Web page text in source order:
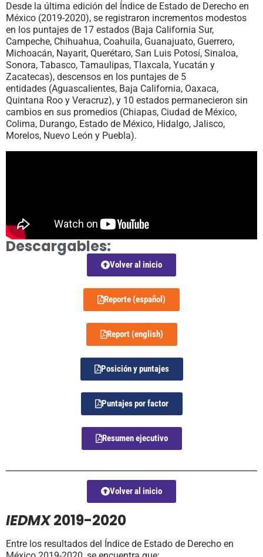
Desde la última edición del Índice de Estado de Derecho en
México (2019-2020), se registraron incrementos modestos
en los puntajes de 17 estados (Baja California Sur,
Campeche, Chihuahua, Coahuila, Guanajuato, Guerrero,
Michoacán, Nayarit, Querétaro, San Luis Potosí, Sinaloa,
Sonora, Tabasco, Tamaulipas, Tlaxcala, Yucatán y
Zacatecas), descensos en los puntajes de 5
entidades (Aguascalientes, Baja California, Oaxaca,
Quintana Roo y Veracruz), y 10 estados permanecieron sin
cambios en sus promedios (Chiapas, Ciudad de México,
Colima, Durango, Estado de México, Hidalgo, Jalisco,
Morelos, Nuevo León y Puebla).
Descargables:
Volver al inicio
Reporte (español)
Report (english)
Posición y puntajes
Puntajes por factor
Resumen ejecutivo
Volver al inicio
IEDMX2019-2020
Entre los resultados del Índice de Estado de Derecho en